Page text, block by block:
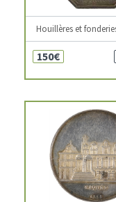
Houillères et
150€